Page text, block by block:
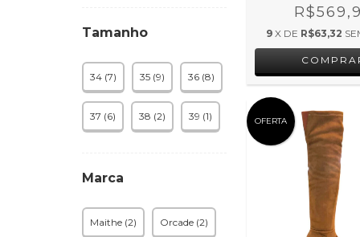
Tamanho
34 (7) 35 (9) 36 (8)
37 (6) 38 (2) 39 (1)
Marca
Maithe (2) Orcade (2)
9 X DE R$63,32
OFERTA